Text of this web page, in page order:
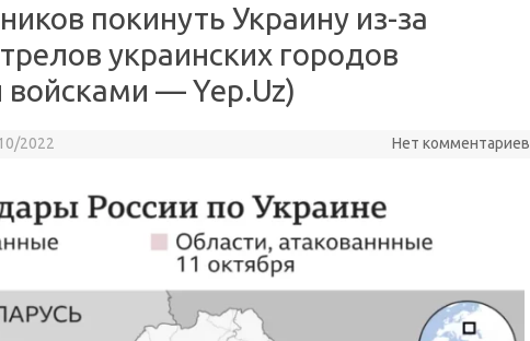
покинуть Украину из-за
украинских городов
войсками — Yep.Uz)
2022 Нет комментариев